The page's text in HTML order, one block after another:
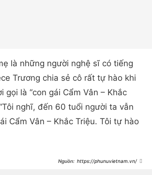
là những người nghệ sĩ có tiếng
Trương chia sẻ cô rất tự hào khi
gọi là “con gái Cẩm Vân – Khắc
nghĩ, đến 60 tuổi người ta vẫn
Cẩm Vân – Khắc Triệu. Tôi tự hào
https://phunuvietnam.vn/co